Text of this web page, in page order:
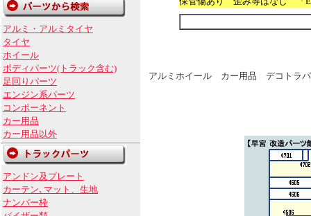
アルミ・アルミタイヤ
タイヤ
ホイール
ボディパーツ(トラック含む)
足回りパーツ
エンジン系パーツ
コンポーネント
カー用品
カー用品以外
アンドン及プレート
カーテン､マット、生地
ナンバー枠
アルミホイール カー用品 デコトラ